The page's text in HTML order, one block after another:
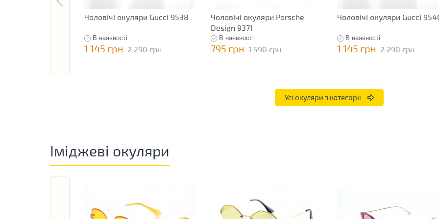
Чоловічі окуляри Gucci 9538
В наявності
1 145 грн 2 290 грн
Чоловічі окуляри Porsche
Design 9371
В наявності
795 грн 1 590 грн
Чоловічі окуляри Gucci
В наявності
1 145 грн 2 290 грн
Усі окуляри з категорії
Іміджеві окуляри